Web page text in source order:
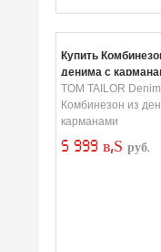
Купить
денима с
TOM TAILOR Denim
Комбинезон из
карманами
5 999 в‚Ѕ руб.